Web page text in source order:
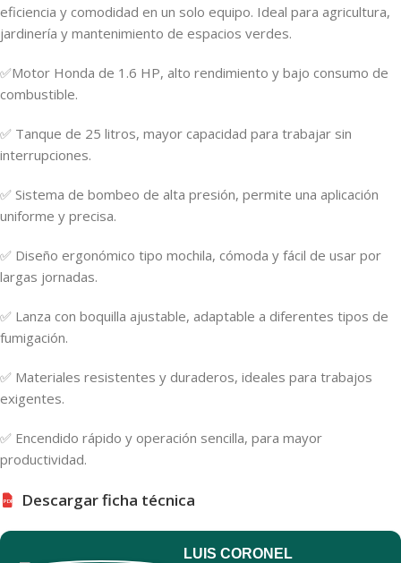
eficiencia y comodidad en un solo equipo. Ideal para agricultura,
jardinería y mantenimiento de espacios verdes.
✅Motor Honda de 1.6 HP, alto rendimiento y bajo consumo de
combustible.
✅ Tanque de 25 litros, mayor capacidad para trabajar sin
interrupciones.
✅ Sistema de bombeo de alta presión, permite una aplicación
uniforme y precisa.
✅ Diseño ergonómico tipo mochila, cómoda y fácil de usar por
largas jornadas.
✅ Lanza con boquilla ajustable, adaptable a diferentes tipos de
fumigación.
✅ Materiales resistentes y duraderos, ideales para trabajos
exigentes.
✅ Encendido rápido y operación sencilla, para mayor
productividad.
PDF Descargar ficha técnica
LUIS CORONEL